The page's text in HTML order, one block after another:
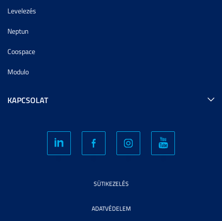
Levelezés
Neptun
Coospace
Modulo
KAPCSOLAT
SÜTIKEZELÉS
ADATVÉDELEM